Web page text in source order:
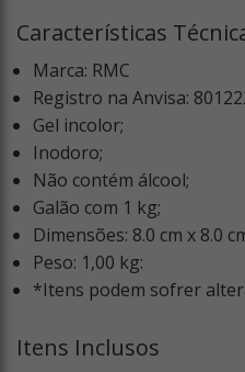
Características
Marca: RMC
Registro na Anvisa:
Gel incolor;
Inodoro;
Não contém álcool;
Galão com 1 kg;
Dimensões: 8.0 cm x 8.0
Peso: 1,00 kg:
*Itens podem sofrer
Itens Inclusos